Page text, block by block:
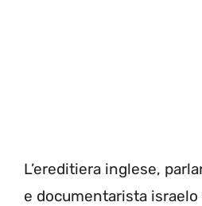
L’ereditiera inglese,
e documentarista israelo